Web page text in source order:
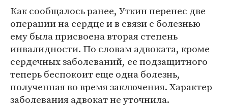
Как сообщалось ранее, Уткин перенес две
операции на сердце и в связи с болезнью
ему была присвоена вторая степень
инвалидности. По словам адвоката, кроме
сердечных заболеваний, ее подзащитного
теперь беспокоит еще одна болезнь,
полученная во время заключения. Характер
заболевания адвокат не уточнила.